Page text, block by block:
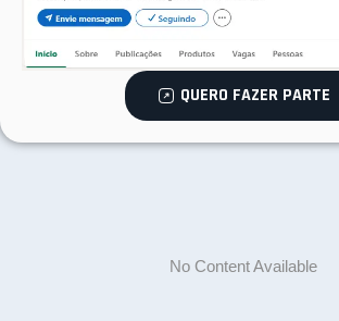
QUERO FAZER PARTE
No Content Available